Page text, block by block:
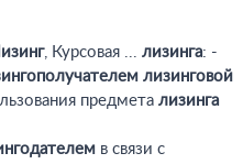
, Курсовая ... лизинга: -
лизинговой
предмета лизинга
в связи с